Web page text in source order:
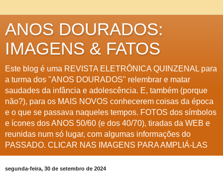
ANOS DOURADOS:
IMAGENS & FATOS
Este blog é uma REVISTA ELETRÔNICA QUINZENAL para
a turma dos "ANOS DOURADOS" relembrar e matar
saudades da infância e adolescência. E, também (porque
não?), para os MAIS NOVOS conhecerem coisas da época
e o que se passava naqueles tempos. FOTOS dos símbolos
e ícones dos ANOS 50/60 (e dos 40/70), tiradas da WEB e
reunidas num só lugar, com algumas informações do
PASSADO. CLICAR NAS IMAGENS PARA AMPLIÁ-LAS
segunda-feira, 30 de setembro de 2024